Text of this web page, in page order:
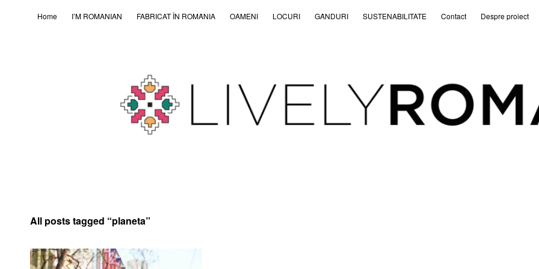
Home I’M ROMANIAN FABRICAT ÎN ROMȂNIA OAMENI LOCURI GȂNDURI SUSTENABILITATE Contact Despre proiect
All posts tagged “planeta”